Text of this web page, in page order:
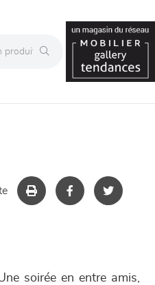
soirée en entre amis,